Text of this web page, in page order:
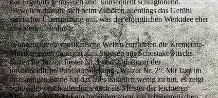
Bisweilen drängte sich beim Zuhören allerdings das Gefühl
satirischer Überspitzung auf, was der eigentlichen Werkidee eher
zuwiderlaufen dürfte.
In angenehmere musikalische Welten entführten die Kremerata-
Musiker:innen dann mit fünf Stücken aus Schostakowitschs
Suiten für Jazzorchester Nr. 1 und 2, darunter der
unvermeidliche Publikumsliebling „Walzer Nr. 2“. Mit Jazz im
landläufigen Sinne hat das alles natürlich wenig zu tun, es zeigt
Schostakowitsch allerdings auch als Meister der leichteren